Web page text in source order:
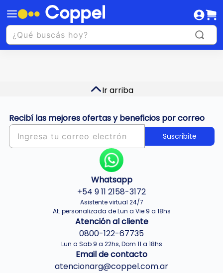
Ir arriba
Recibí las mejores ofertas y beneficios por correo
Suscribite
Whatsapp
+54 9 11 2158-3172
Asistente virtual 24/7
At. personalizada de Lun a Vie 9 a 18hs
Atención al cliente
0800-122-67735
Lun a Sab 9 a 22hs, Dom 11 a 18hs
Email de contacto
atencionarg@coppel.com.ar